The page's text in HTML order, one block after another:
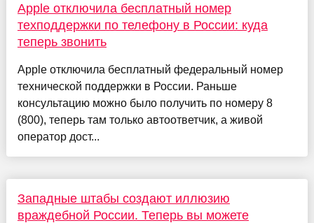
Apple отключила бесплатный номер
техподдержки по телефону в России: куда
теперь звонить
Apple отключила бесплатный федеральный номер
технической поддержки в России. Раньше
консультацию можно было получить по номеру 8
(800), теперь там только автоответчик, а живой
оператор дост...
Западные штабы создают иллюзию
враждебной России. Теперь вы можете